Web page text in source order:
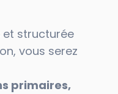
et structurée
vous serez
primaires,